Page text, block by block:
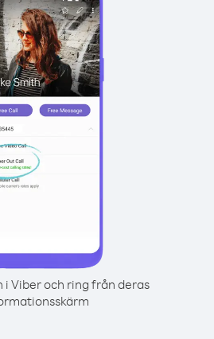
i Viber och ring från deras